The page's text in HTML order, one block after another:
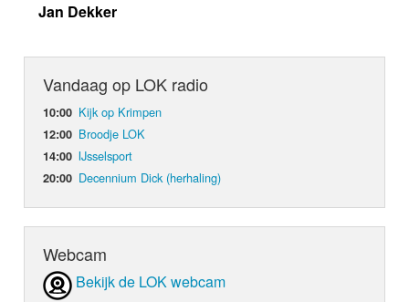
Jan Dekker
Vandaag op LOK radio
10:00 Kijk op Krimpen
12:00 Broodje LOK
14:00 IJsselsport
20:00 Decennium Dick (herhaling)
Webcam
Bekijk de LOK webcam